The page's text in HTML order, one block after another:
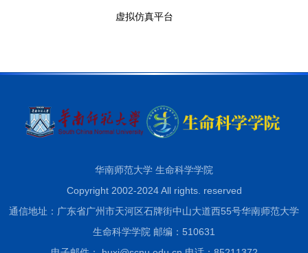
虚拟仿真平台
华南师范大学 生命科学学院
Copyright 2002-2024 All rights. reserved
通信地址：广东省广州市天河区石牌街中山大道西55号华南师范大学
生命科学学院 邮编：510631